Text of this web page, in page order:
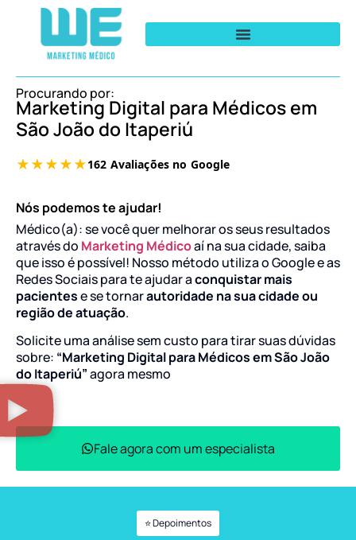
Procurando por:
Marketing Digital para Médicos em
São João do Itaperiú
Nós podemos te ajudar!
Médico(a): se você quer melhorar os seus resultados
através do Marketing Médicoaí na sua cidade, saiba
que isso é possível! Nosso método utiliza o Google e as
Redes Sociais para te ajudar aconquistar mais
pacientese se tornarautoridade na sua cidade ou
região de atuação.
Solicite uma análise sem custo para tirar suas dúvidas
sobre: “Marketing Digital para Médicos em São João
do Itaperiú”agora mesmo
Fale agora com um especialista
⭐ Depoimentos